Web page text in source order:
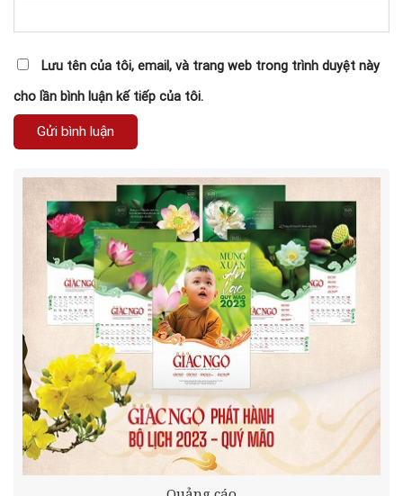
Lưu tên của tôi, email, và trang web trong trình duyệt này
cho lần bình luận kế tiếp của tôi.